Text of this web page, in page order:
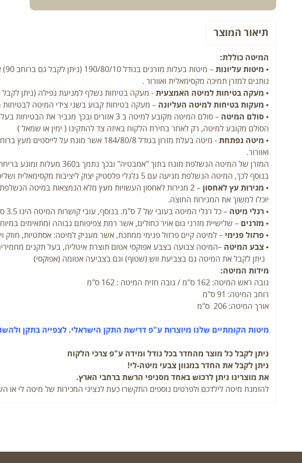
תיאור המוצר
המיטה כוללת:
• מיטות עליונות
נותנים למזרן תמיכה מקסימאלית ואוורור .
• מעקה בטיחות למיטה האמצעית- מעקה בטיחות נשלף למניעת נפילה (ניתן
• מעקות בטיחות למיטה העליונה – מעקה בטיחות קבוע בשני צידי המיטה
•סולם המיטה – סולם המיטה מקובע למיטה ב 3 אזורים ובכך מגביר את הבטיחות בעליית הילדים לקומה השנייה.
הסולם מקובע למיטה, רק לאחר בחירת הלקוח באיזה צד להתקינו ( ימין או שמאל )
• מיטה נפתחת
ואוורור.
המזרן של המיטה הנשלפת מונח בתוך "אמבטיה" ובכך נתמך ב360 מעלות ומונע בריחת המזרון מצדי המיטה.
בנוסף לכך, המיטה הנשלפת מגיעה עם 5 גלגלי פלסטיק יצוק ליציבות מקסימאלית ושליפה קלה ונוחה של המיטה.
• מגירות עץ לאחסון
יוכלו למשוך את המגירות החוצה.
•רגלי מיטה – כל רגלי המיטה בעובי של 7 ס"מ. בנוסף, עובי קושרות המיטה הינו 3.5 ס"מ.
• מזרנים – שלישיית מזרני גום אויר כחולים, אשר רמת צפיפותם גבוהה ומתאימים
•פרזול פנימי – למיטה קיים פרזול פנימי ממתכת, אשר מעניק למיטה: אסתטיות, חוזק
•צבע המיטה –המיטה צבועה בצבע אפוקסי אטום תוצרת איטליה, בעל תקנים
ניתן לקבל את המיטה גם בצביעת ווש (שטוף) וגם בצביעה אטומה (אפוקסי)
מידות המיטה:
גובה ראש המיטה: 162 ס"מ / גובה חזית המיטה : 162 ס"מ
רוחב המיטה: 91 ס"מ
אורך המיטה: 206 ס"מ
מיטות הקומתיים שלנו מיוצרות ע"פ דרישת התקן הישראלי. לצפייה בתקן
ניתן לקבל כל מוצר מהחדר בכל גודל ומידה ע"פ צרכי הלקוח
ניתן לקבל את החדר במגוון צבעי מיטה-לי!
את מוצרינו ניתן לרכוש באחד מסניפי הרשת ברחבי הארץ.
להזמנת מיטה לילדכם ולפרטים נוספים התקשרו כעת לנציגי המכירות של מיטה לי או השאירו את